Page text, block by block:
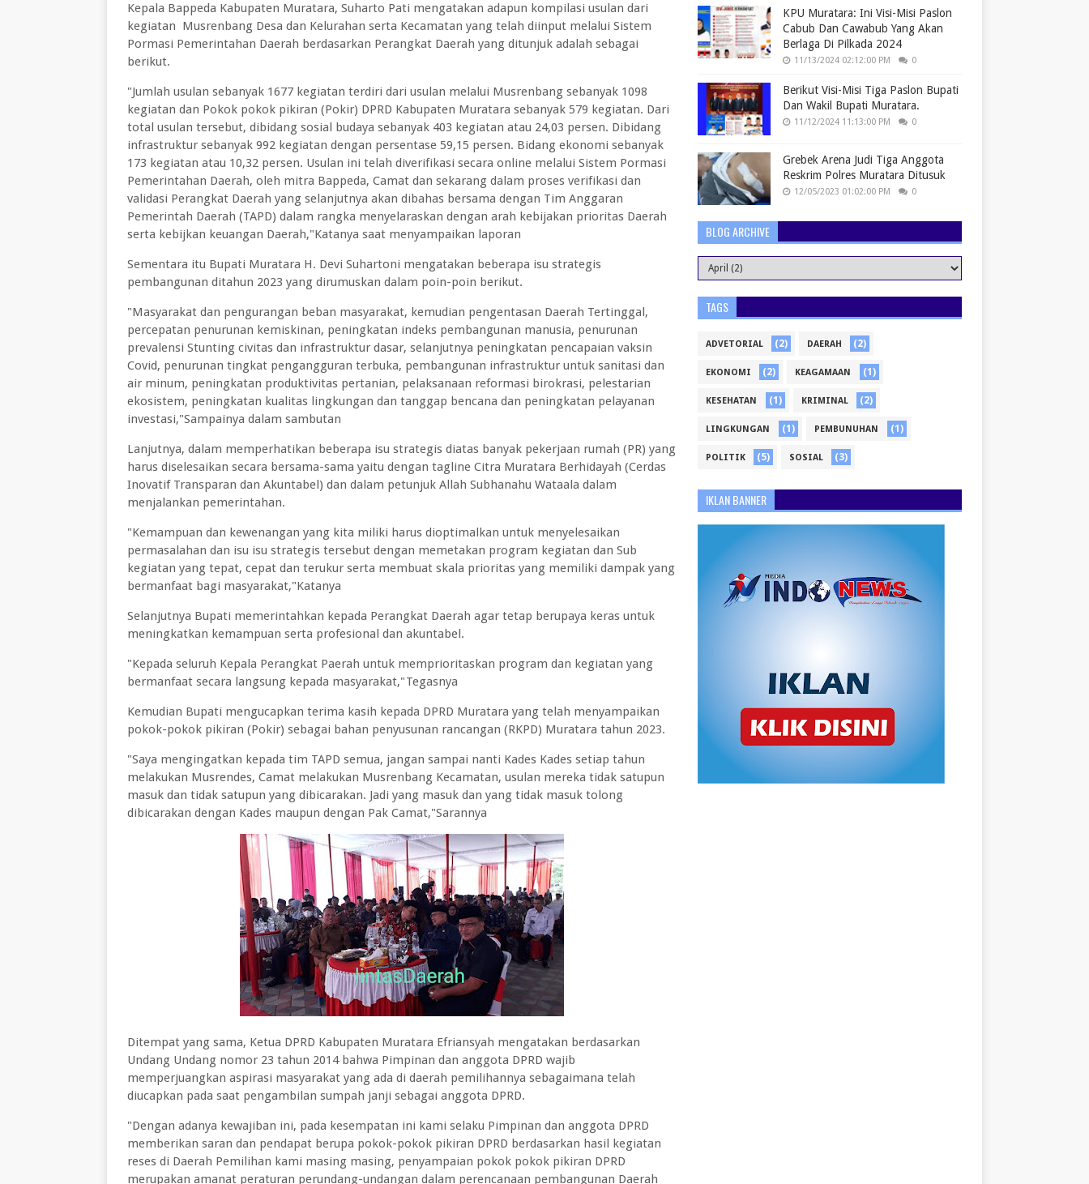
Kepala Bappeda Kabupaten Muratara, Suharto Pati mengatakan adapun kompilasi usulan dari
kegiatan Musrenbang Desa dan Kelurahan serta Kecamatan yang telah diinput melalui Sistem
Pormasi Pemerintahan Daerah berdasarkan Perangkat Daerah yang ditunjuk adalah sebagai
berikut.
"Jumlah usulan sebanyak 1677 kegiatan terdiri dari usulan melalui Musrenbang sebanyak 1098
kegiatan dan Pokok pokok pikiran (Pokir) DPRD Kabupaten Muratara sebanyak 579 kegiatan. Dari
total usulan tersebut, dibidang sosial budaya sebanyak 403 kegiatan atau 24,03 persen. Dibidang
infrastruktur sebanyak 992 kegiatan dengan persentase 59,15 persen. Bidang ekonomi sebanyak
173 kegiatan atau 10,32 persen. Usulan ini telah diverifikasi secara online melalui Sistem Pormasi
Pemerintahan Daerah, oleh mitra Bappeda, Camat dan sekarang dalam proses verifikasi dan
validasi Perangkat Daerah yang selanjutnya akan dibahas bersama dengan Tim Anggaran
Pemerintah Daerah (TAPD) dalam rangka menyelaraskan dengan arah kebijakan prioritas Daerah
serta kebijkan keuangan Daerah,"Katanya saat menyampaikan laporan
Sementara itu Bupati Muratara H. Devi Suhartoni mengatakan beberapa isu strategis
pembangunan ditahun 2023 yang dirumuskan dalam poin-poin berikut.
"Masyarakat dan pengurangan beban masyarakat, kemudian pengentasan Daerah Tertinggal,
percepatan penurunan kemiskinan, peningkatan indeks pembangunan manusia, penurunan
prevalensi Stunting civitas dan infrastruktur dasar, selanjutnya peningkatan pencapaian vaksin
Covid, penurunan tingkat pengangguran terbuka, pembangunan infrastruktur untuk sanitasi dan
air minum, peningkatan produktivitas pertanian, pelaksanaan reformasi birokrasi, pelestarian
ekosistem, peningkatan kualitas lingkungan dan tanggap bencana dan peningkatan pelayanan
investasi,"Sampainya dalam sambutan
Lanjutnya, dalam memperhatikan beberapa isu strategis diatas banyak pekerjaan rumah (PR) yang
harus diselesaikan secara bersama-sama yaitu dengan tagline Citra Muratara Berhidayah (Cerdas
Inovatif Transparan dan Akuntabel) dan dalam petunjuk Allah Subhanahu Wataala dalam
menjalankan pemerintahan.
"Kemampuan dan kewenangan yang kita miliki harus dioptimalkan untuk menyelesaikan
permasalahan dan isu isu strategis tersebut dengan memetakan program kegiatan dan Sub
kegiatan yang tepat, cepat dan terukur serta membuat skala prioritas yang memiliki dampak yang
bermanfaat bagi masyarakat,"Katanya
Selanjutnya Bupati memerintahkan kepada Perangkat Daerah agar tetap berupaya keras untuk
meningkatkan kemampuan serta profesional dan akuntabel.
"Kepada seluruh Kepala Perangkat Paerah untuk memprioritaskan program dan kegiatan yang
bermanfaat secara langsung kepada masyarakat,"Tegasnya
Kemudian Bupati mengucapkan terima kasih kepada DPRD Muratara yang telah menyampaikan
pokok-pokok pikiran (Pokir) sebagai bahan penyusunan rancangan (RKPD) Muratara tahun 2023.
"Saya mengingatkan kepada tim TAPD semua, jangan sampai nanti Kades Kades setiap tahun
melakukan Musrendes, Camat melakukan Musrenbang Kecamatan, usulan mereka tidak satupun
masuk dan tidak satupun yang dibicarakan. Jadi yang masuk dan yang tidak masuk tolong
dibicarakan dengan Kades maupun dengan Pak Camat,"Sarannya
Ditempat yang sama, Ketua DPRD Kabupaten Muratara Efriansyah mengatakan berdasarkan
Undang Undang nomor 23 tahun 2014 bahwa Pimpinan dan anggota DPRD wajib
memperjuangkan aspirasi masyarakat yang ada di daerah pemilihannya sebagaimana telah
diucapkan pada saat pengambilan sumpah janji sebagai anggota DPRD.
"Dengan adanya kewajiban ini, pada kesempatan ini kami selaku Pimpinan dan anggota DPRD
memberikan saran dan pendapat berupa pokok-pokok pikiran DPRD berdasarkan hasil kegiatan
reses di Daerah Pemilihan kami masing masing, penyampaian pokok pokok pikiran DPRD
merupakan amanat peraturan perundang-undangan dalam perencanaan pembangunan Daerah
KPU Muratara: Ini Visi-Misi Paslon
Cabub Dan Cawabub Yang Akan
Berlaga Di Pilkada 2024
11/13/2024 02:12:00 PM 0
Berikut Visi-Misi Tiga Paslon Bupati
Dan Wakil Bupati Muratara.
11/12/2024 11:13:00 PM 0
Grebek Arena Judi Tiga Anggota
Reskrim Polres Muratara Ditusuk
12/05/2023 01:02:00 PM 0
BLOG ARCHIVE
TAGS
ADVETORIAL (2) DAERAH (2)
EKONOMI (2) KEAGAMAAN (1)
KESEHATAN (1) KRIMINAL (2)
LINGKUNGAN (1) PEMBUNUHAN (1)
POLITIK (5) SOSIAL (3)
IKLAN BANNER